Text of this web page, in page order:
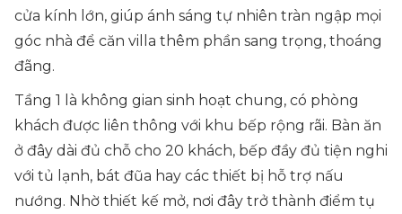
cửa kính lớn, giúp ánh sáng tự nhiên tràn ngập mọi
góc nhà để căn villa thêm phần sang trọng, thoáng
đãng.
Tầng 1 là không gian sinh hoạt chung, có phòng
khách được liên thông với khu bếp rộng rãi. Bàn ăn
ở đây dài đủ chỗ cho 20 khách, bếp đầy đủ tiện nghi
với tủ lạnh, bát đũa hay các thiết bị hỗ trợ nấu
nướng. Nhờ thiết kế mở, nơi đây trở thành điểm tụ